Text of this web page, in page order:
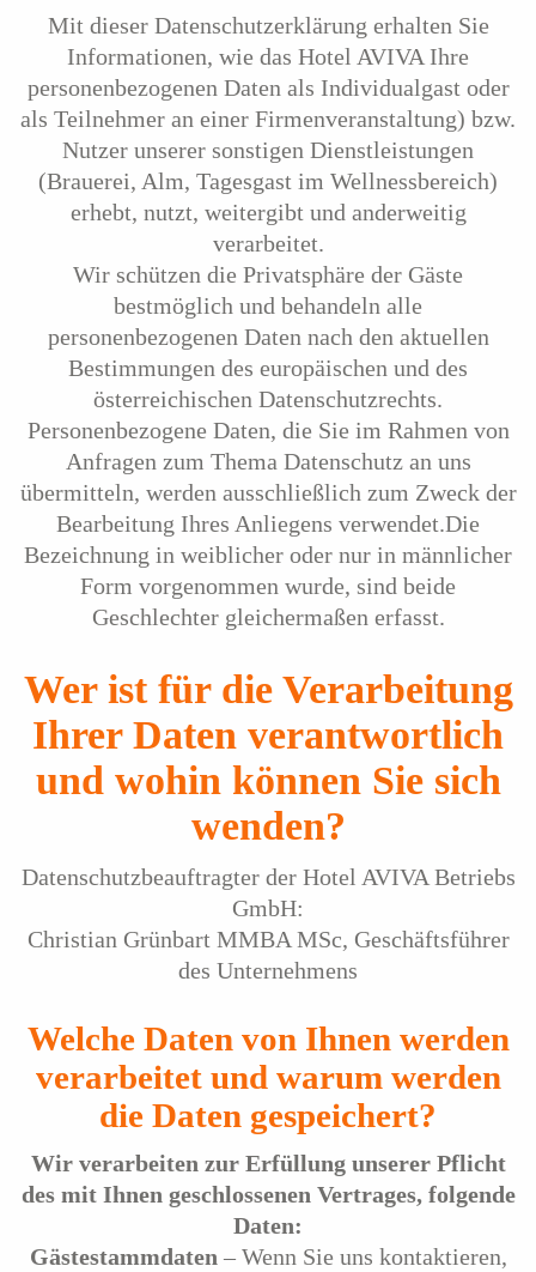
Mit dieser Datenschutzerklärung erhalten Sie
Informationen, wie das Hotel AVIVA Ihre
personenbezogenen Daten als Individualgast oder
als Teilnehmer an einer Firmenveranstaltung) bzw.
Nutzer unserer sonstigen Dienstleistungen
(Brauerei, Alm, Tagesgast im Wellnessbereich)
erhebt, nutzt, weitergibt und anderweitig
verarbeitet.
Wir schützen die Privatsphäre der Gäste
bestmöglich und behandeln alle
personenbezogenen Daten nach den aktuellen
Bestimmungen des europäischen und des
österreichischen Datenschutzrechts.
Personenbezogene Daten, die Sie im Rahmen von
Anfragen zum Thema Datenschutz an uns
übermitteln, werden ausschließlich zum Zweck der
Bearbeitung Ihres Anliegens verwendet.Die
Bezeichnung in weiblicher oder nur in männlicher
Form vorgenommen wurde, sind beide
Geschlechter gleichermaßen erfasst.
Wer ist für die Verarbeitung
Ihrer Daten verantwortlich
und wohin können Sie sich
wenden?
Datenschutzbeauftragter der Hotel AVIVA Betriebs
GmbH:
Christian Grünbart MMBA MSc, Geschäftsführer
des Unternehmens
Welche Daten von Ihnen werden
verarbeitet und warum werden
die Daten gespeichert?
Wir verarbeiten zur Erfüllung unserer Pflicht
des mit Ihnen geschlossenen Vertrages, folgende
Daten:
Gästestammdaten – Wenn Sie uns kontaktieren,